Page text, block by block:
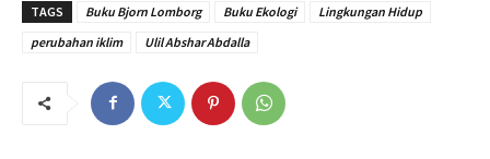
TAGS Buku Bjorn Lomborg Buku Ekologi
Lingkungan Hidup
perubahan iklim
Ulil Abshar Abdalla